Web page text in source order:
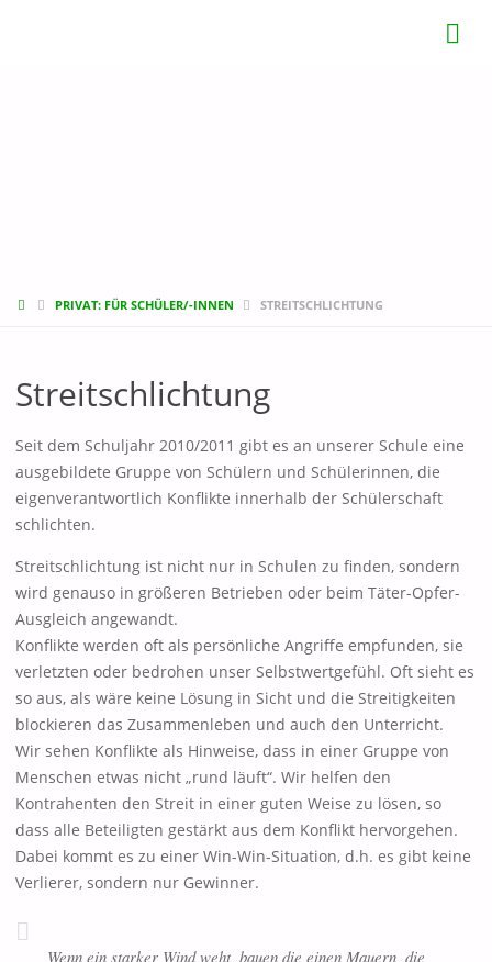
STARTPRIVAT: FÜR SCHÜLER/-INNEN STREITSCHLICHTUNG
Streitschlichtung
Seit dem Schuljahr 2010/2011 gibt es an unserer Schule eine
ausgebildete Gruppe von Schülern und Schülerinnen, die
eigenverantwortlich Konflikte innerhalb der Schülerschaft
schlichten.
Streitschlichtung ist nicht nur in Schulen zu finden, sondern
wird genauso in größeren Betrieben oder beim Täter-Opfer-
Ausgleich angewandt.
Konflikte werden oft als persönliche Angriffe empfunden, sie
verletzten oder bedrohen unser Selbstwertgefühl. Oft sieht es
so aus, als wäre keine Lösung in Sicht und die Streitigkeiten
blockieren das Zusammenleben und auch den Unterricht.
Wir sehen Konflikte als Hinweise, dass in einer Gruppe von
Menschen etwas nicht „rund läuft“. Wir helfen den
Kontrahenten den Streit in einer guten Weise zu lösen, so
dass alle Beteiligten gestärkt aus dem Konflikt hervorgehen.
Dabei kommt es zu einer Win-Win-Situation, d.h. es gibt keine
Verlierer, sondern nur Gewinner.
Wenn ein starker Wind weht, bauen die einen Mauern, die